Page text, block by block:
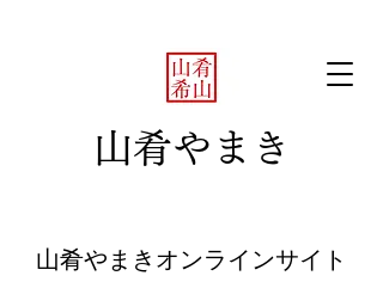
山肴やまき
山肴やまきオンラインサイト